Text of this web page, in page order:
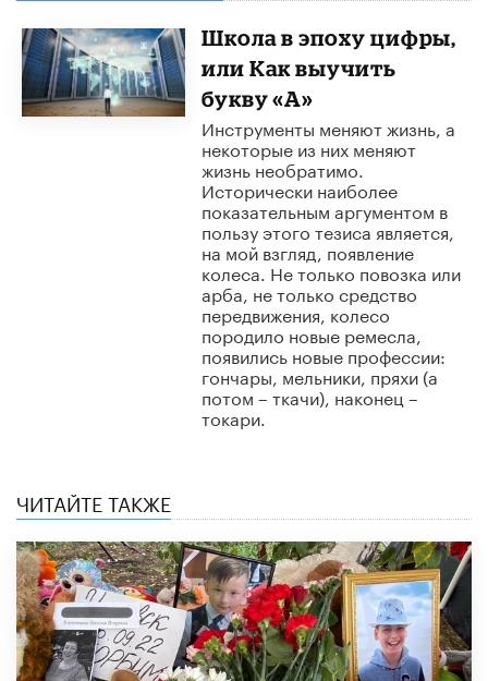
Школа в эпоху цифры,
или Как выучить
букву «А»
Инструменты меняют жизнь, а
некоторые из них меняют
жизнь необратимо.
Исторически наиболее
показательным аргументом в
пользу этого тезиса является,
на мой взгляд, появление
колеса. Не только повозка или
арба, не только средство
передвижения, колесо
породило новые ремесла,
появились новые профессии:
гончары, мельники, пряхи (а
потом – ткачи), наконец –
токари.
ЧИТАЙТЕ ТАКЖЕ